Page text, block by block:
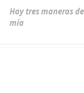
Hay tres maneras
mía